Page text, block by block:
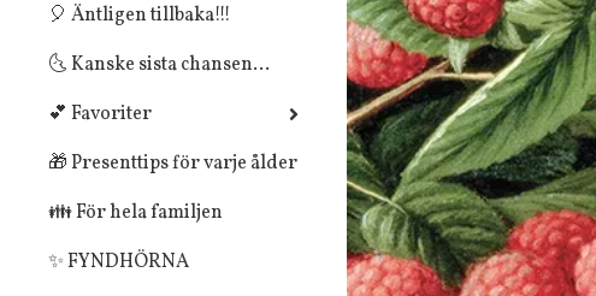
🎈 Äntligen tillbaka!!!
🌜 Kanske sista chansen...
💕 Favoriter
🎁 Presenttips för varje ålder
👪 För hela familjen
✨ FYNDHÖRNA